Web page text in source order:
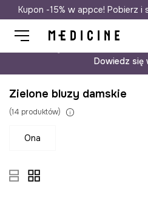
Darmowa
Kupon -15% w appce! Pobierz i
Dowiedz się
Zielone bluzy damskie
(14 produktów)
ona